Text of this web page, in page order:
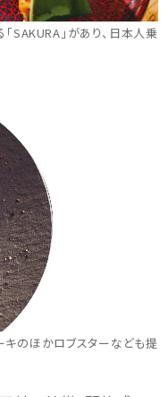
SAKURA」があり、日本人乗
キのほかロブスターなども提